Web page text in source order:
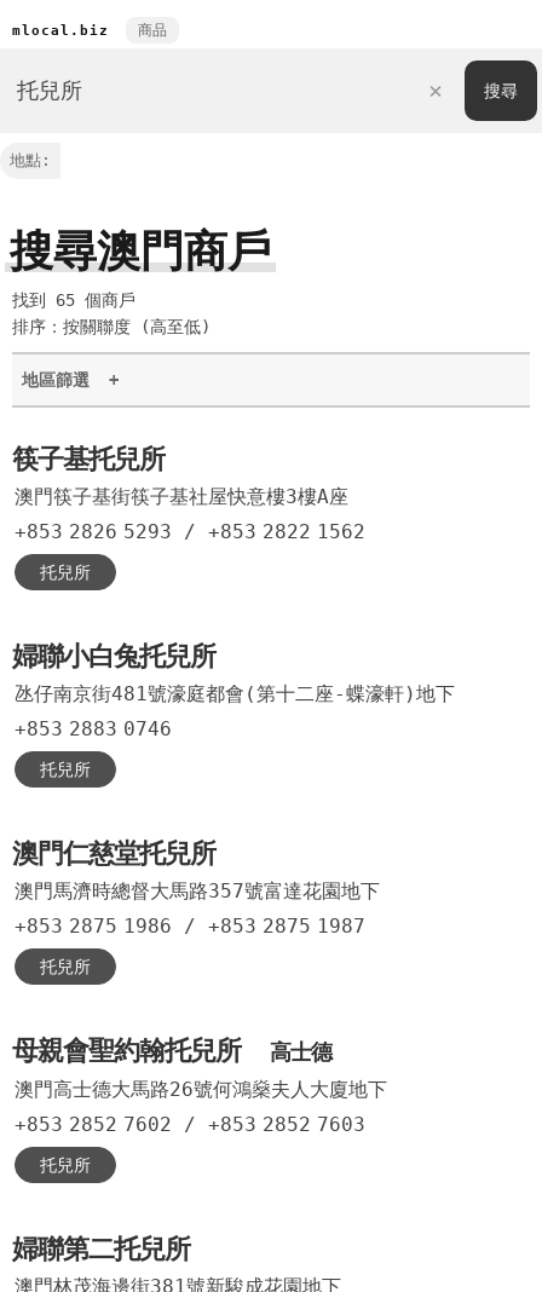
mlocal.biz 商品
地點:
搜尋澳門商戶
找到 65 個商戶
排序：按關聯度 (高至低)
地區篩選 +
筷子基托兒所
澳門筷子基街筷子基社屋快意樓3樓A座
+853 2826 5293 / +853 2822 1562
托兒所
婦聯小白兔托兒所
氹仔南京街481號濠庭都會(第十二座-蝶濠軒)地下
+853 2883 0746
托兒所
澳門仁慈堂托兒所
澳門馬濟時總督大馬路357號富達花園地下
+853 2875 1986 / +853 2875 1987
托兒所
母親會聖約翰托兒所 高士德
澳門高士德大馬路26號何鴻燊夫人大廈地下
+853 2852 7602 / +853 2852 7603
托兒所
婦聯第二托兒所
澳門林茂海邊街381號新駿成花園地下